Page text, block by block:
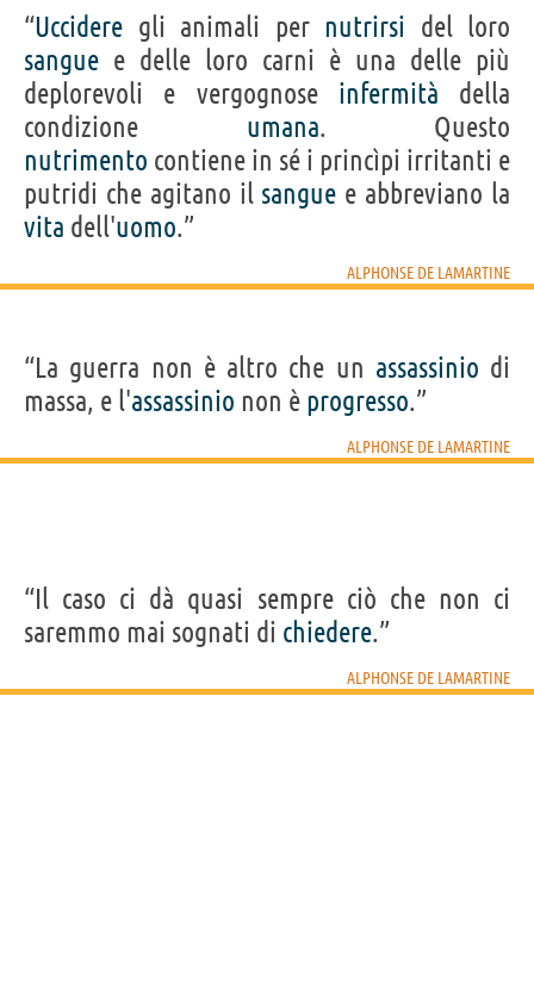
“Uccidere gli animali per nutrirsi del loro
sangue e delle loro carni è una delle più
deplorevoli e vergognose infermità della
condizione umana. Questo
nutrimento contiene in sé i princìpi irritanti e
putridi che agitano il sangue e abbreviano la
vita dell'uomo.”
ALPHONSE DE LAMARTINE
“La guerra non è altro che un assassinio di
massa, e l'assassinio non è progresso.”
ALPHONSE DE LAMARTINE
“Il caso ci dà quasi sempre ciò che non ci
saremmo mai sognati di chiedere.”
ALPHONSE DE LAMARTINE